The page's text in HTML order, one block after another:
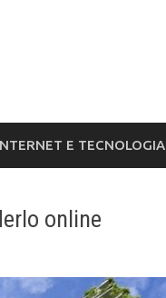
E TECNOLOGIA
online